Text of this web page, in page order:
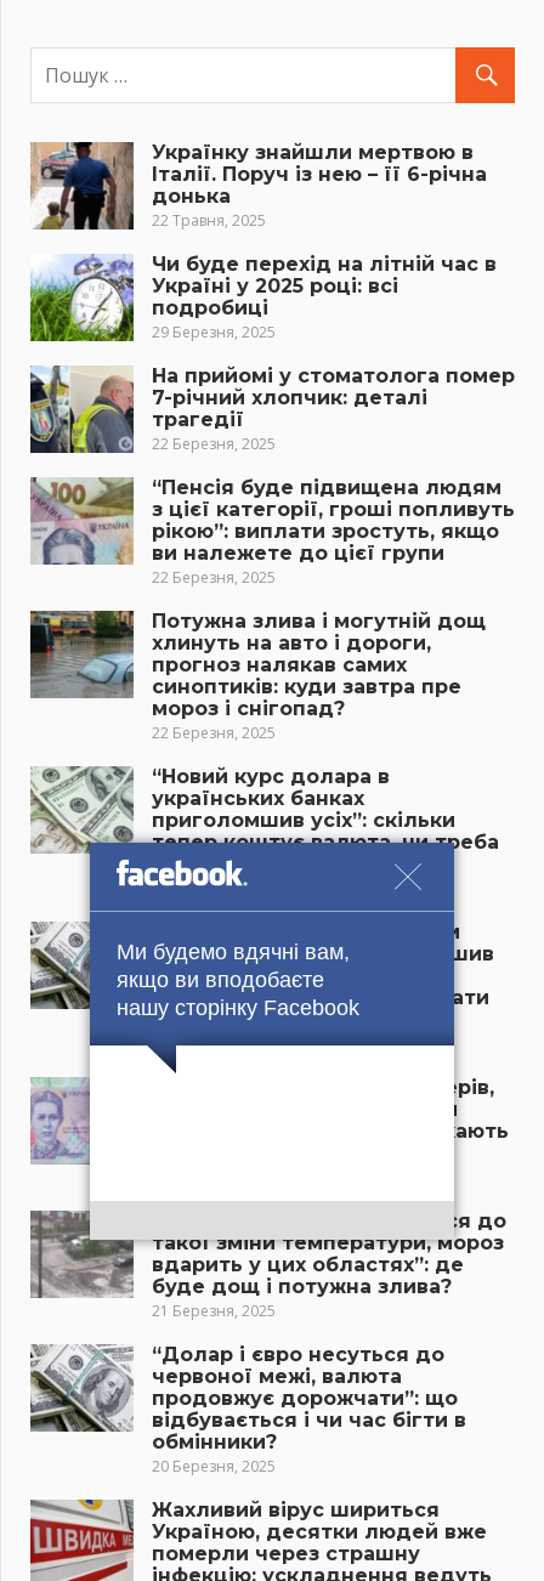
Ми будемо вдячні вам,
якщо ви вподобаєте
нашу сторінку Facebook
Українку знайшли мертвою в
Італії. Поруч із нею – її 6-річна
донька
22 Травня, 2025
Чи буде перехід на літній час в
Україні у 2025 році: всі
подробиці
29 Березня, 2025
На прийомі у стоматолога помер
7-річний хлопчик: деталі
трагедії
22 Березня, 2025
“Пенсія буде підвищена людям
з цієї категорії, гроші попливуть
рікою”: виплати зростуть, якщо
ви належете до цієї групи
22 Березня, 2025
Потужна злива і могутній дощ
хлинуть на авто і дороги,
прогноз налякав самих
синоптиків: куди завтра пре
мороз і снігопад?
22 Березня, 2025
“Новий курс долара в
українських банках
приголомшив усіх”: скільки
тепер коштує валюта, чи треба
бігти в обмінники?
21 Березня, 2025
“Долар різко змінив напрям
руху, курс валют приголомшив
усіх”: що відбувається в
обмінниках та чи час рятувати
гроші?
21 Березня, 2025
“Пенсія пропаде у пенсіонерів,
якщо терміново не зробити
цього”: літніх українців чекають
“Ніхто в Україні не готувався до
такої зміни температури, мороз
вдарить у цих областях”: де
буде дощ і потужна злива?
21 Березня, 2025
“Долар і євро несуться до
червоної межі, валюта
продовжує дорожчати”: що
відбувається і чи час бігти в
обмінники?
20 Березня, 2025
Жахливий вірус шириться
Україною, десятки людей вже
померли через страшну
інфекцію: ускладнення ведуть